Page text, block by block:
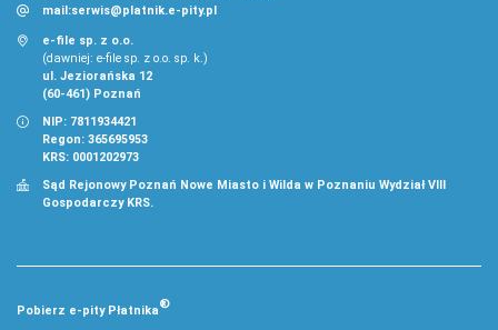
mail:serwis@platnik.e-pity.pl
e-file sp. z o.o.
(dawniej: e-file sp. z o.o. sp. k.)
ul. Jeziorańska 12
(60-461) Poznań
NIP: 7811934421
Regon: 365695953
KRS: 0001202973
Sąd Rejonowy Poznań Nowe Miasto i Wilda w Poznaniu Wydział VIII
Gospodarczy KRS.
Pobierz e‑pity Płatnika®